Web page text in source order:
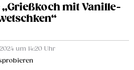
mit Vanille-
um 14:20 Uhr